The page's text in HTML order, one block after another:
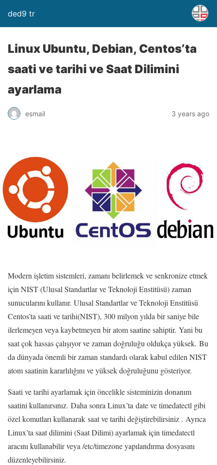
ded9 tr
Linux Ubuntu, Debian, Centos’ta
saati ve tarihi ve Saat Dilimini
ayarlama
esmail 3 years ago
Modern işletim sistemleri, zamanı belirlemek ve senkronize etmek
için NIST (Ulusal Standartlar ve Teknoloji Enstitüsü) zaman
sunucularını kullanır. Ulusal Standartlar ve Teknoloji Enstitüsü
Centos’ta saati ve tarihi(NIST), 300 milyon yılda bir saniye bile
ilerlemeyen veya kaybetmeyen bir atom saatine sahiptir. Yani bu
saat çok hassas çalışıyor ve zaman doğruluğu oldukça yüksek. Bu
da dünyada önemli bir zaman standardı olarak kabul edilen NIST
atom saatinin kararlılığını ve yüksek doğruluğunu gösteriyor.
Saati ve tarihi ayarlamak için öncelikle sisteminizin donanım
saatini kullanırsınız. Daha sonra Linux’ta date ve timedatectl gibi
özel komutları kullanarak saat ve tarihi değiştirebilirsiniz . Ayrıca
Linux’ta saat dilimini (Saat Dilimi) ayarlamak için timedatectl
aracını kullanabilir veya /etc/timezone yapılandırma dosyasını
düzenleyebilirsiniz.